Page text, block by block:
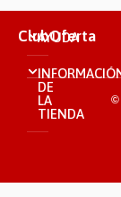
ClubOferta
AYUDA
DE
LA
TIENDA
©